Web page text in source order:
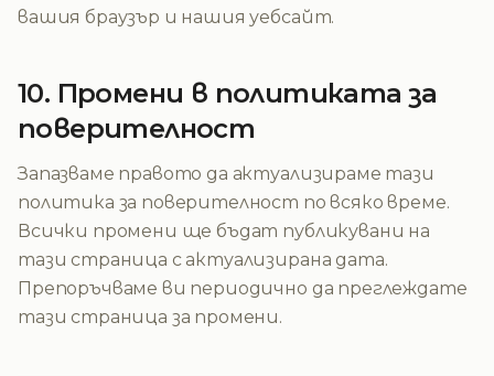
вашия браузър и нашия уебсайт.
10. Промени в политиката за
поверителност
Запазваме правото да актуализираме тази
политика за поверителност по всяко време.
Всички промени ще бъдат публикувани на
тази страница с актуализирана дата.
Препоръчваме ви периодично да преглеждате
тази страница за промени.